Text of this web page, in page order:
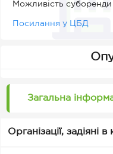
Можливість суборенди
Посилання у ЦБД
Загальна
Організації, задіяні